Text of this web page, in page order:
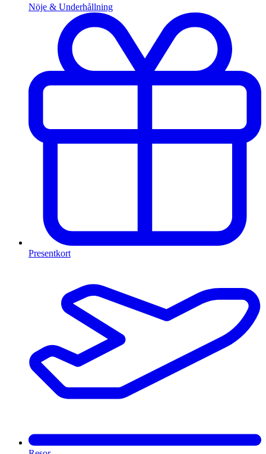
Nöje & Underhållning
Presentkort